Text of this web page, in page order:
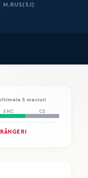
5 meciuri
SHC CS